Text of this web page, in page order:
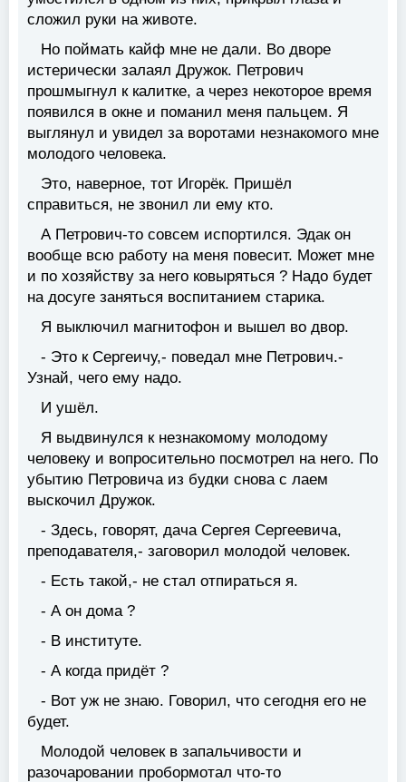
сложил руки на животе.
Но поймать кайф мне не дали. Во дворе
истерически залаял Дружок. Петрович
прошмыгнул к калитке, а через некоторое время
появился в окне и поманил меня пальцем. Я
выглянул и увидел за воротами незнакомого мне
молодого человека.
Это, наверное, тот Игорёк. Пришёл
справиться, не звонил ли ему кто.
А Петрович-то совсем испортился. Эдак он
вообще всю работу на меня повесит. Может мне
и по хозяйству за него ковыряться ? Надо будет
на досуге заняться воспитанием старика.
Я выключил магнитофон и вышел во двор.
- Это к Сергеичу,- поведал мне Петрович.-
Узнай, чего ему надо.
И ушёл.
Я выдвинулся к незнакомому молодому
человеку и вопросительно посмотрел на него. По
убытию Петровича из будки снова с лаем
выскочил Дружок.
- Здесь, говорят, дача Сергея Сергеевича,
преподавателя,- заговорил молодой человек.
- Есть такой,- не стал отпираться я.
- А он дома ?
- В институте.
- А когда придёт ?
- Вот уж не знаю. Говорил, что сегодня его не
будет.
Молодой человек в запальчивости и
разочаровании пробормотал что-то